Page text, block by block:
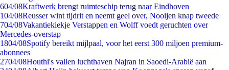
604/08Kraftwerk brengt ruimteschip terug naar Eindhoven
104/08Reusser wint tijdrit en neemt geel over, Nooijen knap tweede
704/08Vakantiekiekje Verstappen en Wolff voedt geruchten over
Mercedes-overstap
1804/08Spotify bereikt mijlpaal, voor het eerst 300 miljoen premium-
abonnees
2704/08Houthi's vallen luchthaven Najran in Saoedi-Arabië aan